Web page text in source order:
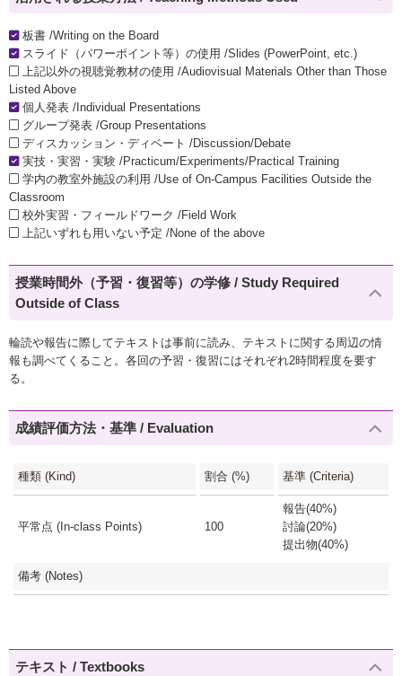
板書 /Writing on the Board
スライド（パワーポイント等）の使用 /Slides (PowerPoint, etc.)
上記以外の視聴覚教材の使用 /Audiovisual Materials Other than Those
Listed Above
個人発表 /Individual Presentations
グループ発表 /Group Presentations
ディスカッション・ディベート /Discussion/Debate
実技・実習・実験 /Practicum/Experiments/Practical Training
学内の教室外施設の利用 /Use of On-Campus Facilities Outside the
Classroom
校外実習・フィールドワーク /Field Work
上記いずれも用いない予定 /None of the above
授業時間外（予習・復習等）の学修 / Study Required
Outside of Class
輪読や報告に際してテキストは事前に読み、テキストに関する周辺の情
報も調べてくること。各回の予習・復習にはそれぞれ2時間程度を要す
る。
成績評価方法・基準 / Evaluation
種類 (Kind) 割合 (%) 基準 (Criteria)
平常点 (In-class Points) 100
報告(40%)
討論(20%)
提出物(40%)
備考 (Notes)
テキスト / Textbooks